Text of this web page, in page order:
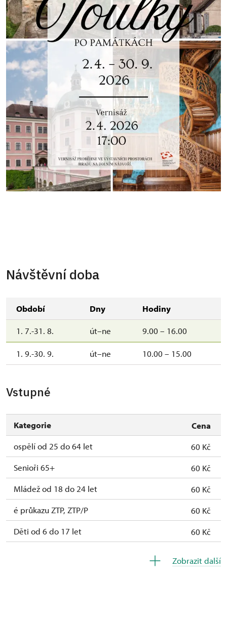
Návštěvní doba
Období Dny Hodiny
1. 7.-31. 8. út–ne 9.00 – 16.00
1. 9.-30. 9. út–ne 10.00 – 15.00
Vstupné
Kategorie
Cena
ospělí od 25 do 64 let
60 Kč
Senioři 65+
60 Kč
Mládež od 18 do 24 let
60 Kč
é průkazu ZTP, ZTP/P
60 Kč
Děti od 6 do 17 let
60 Kč
Zobrazit další